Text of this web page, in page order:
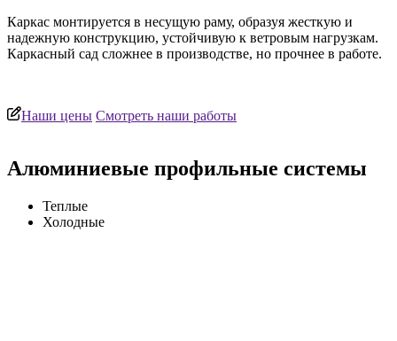
Каркас монтируется в несущую раму, образуя жесткую и
надежную конструкцию, устойчивую к ветровым нагрузкам.
Каркасный сад сложнее в производстве, но прочнее в работе.
Наши цены Смотреть наши работы
Алюминиевые профильные системы
Теплые
Холодные